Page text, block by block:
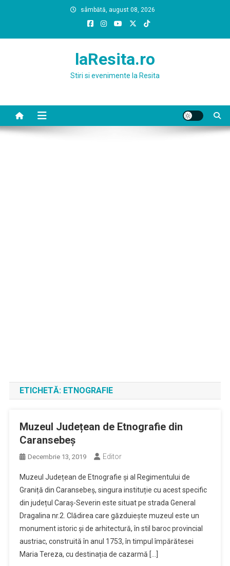
sâmbătă, august 08, 2026
laResita.ro
Stiri si evenimente la Resita
ETICHETĂ: ETNOGRAFIE
Muzeul Județean de Etnografie din
Caransebeș
Decembrie 13, 2019 Editor
Muzeul Județean de Etnografie și al Regimentului de
Graniță din Caransebeș, singura instituție cu acest specific
din județul Caraș-Severin este situat pe strada General
Dragalina nr.2. Clădirea care găzduiește muzeul este un
monument istoric și de arhitectură, în stil baroc provincial
austriac, construită în anul 1753, în timpul împărătesei
Maria Tereza, cu destinația de cazarmă […]